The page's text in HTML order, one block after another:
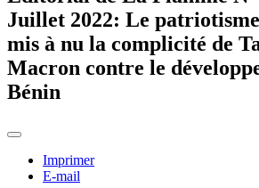
Juillet 2022: Le
mis à nu la complicité de
Macron contre le
Bénin
Imprimer
E-mail